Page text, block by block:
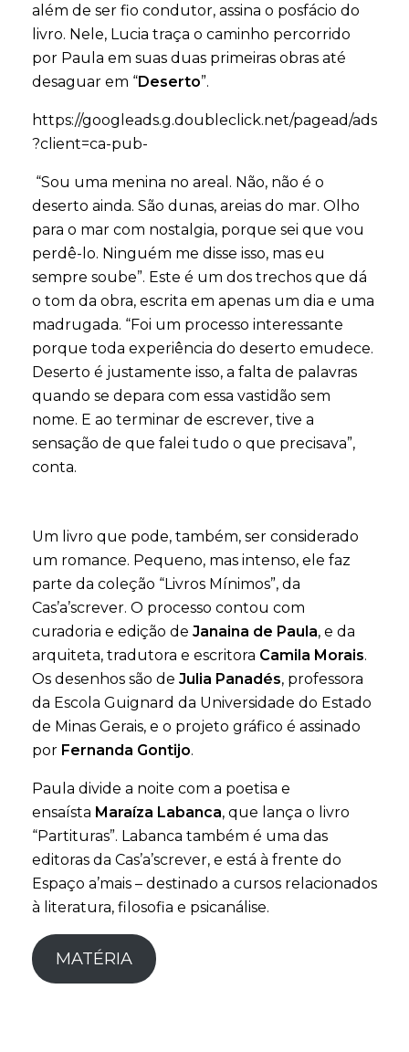
além de ser fio condutor, assina o posfácio do
livro. Nele, Lucia traça o caminho percorrido
por Paula em suas duas primeiras obras até
desaguar em “Deserto”.
https://googleads.g.doubleclick.net/pagead/ads
?client=ca-pub-
“Sou uma menina no areal. Não, não é o
deserto ainda. São dunas, areias do mar. Olho
para o mar com nostalgia, porque sei que vou
perdê-lo. Ninguém me disse isso, mas eu
sempre soube”. Este é um dos trechos que dá
o tom da obra, escrita em apenas um dia e uma
madrugada. “Foi um processo interessante
porque toda experiência do deserto emudece.
Deserto é justamente isso, a falta de palavras
quando se depara com essa vastidão sem
nome. E ao terminar de escrever, tive a
sensação de que falei tudo o que precisava”,
conta.
Um livro que pode, também, ser considerado
um romance. Pequeno, mas intenso, ele faz
parte da coleção “Livros Mínimos”, da
Cas’a’screver. O processo contou com
curadoria e edição de Janaina de Paula, e da
arquiteta, tradutora e escritora Camila Morais.
Os desenhos são de Julia Panadés, professora
da Escola Guignard da Universidade do Estado
de Minas Gerais, e o projeto gráfico é assinado
por Fernanda Gontijo.
Paula divide a noite com a poetisa e
ensaísta Maraíza Labanca, que lança o livro
“Partituras”. Labanca também é uma das
editoras da Cas’a’screver, e está à frente do
Espaço a’mais – destinado a cursos relacionados
à literatura, filosofia e psicanálise.
MATÉRIA